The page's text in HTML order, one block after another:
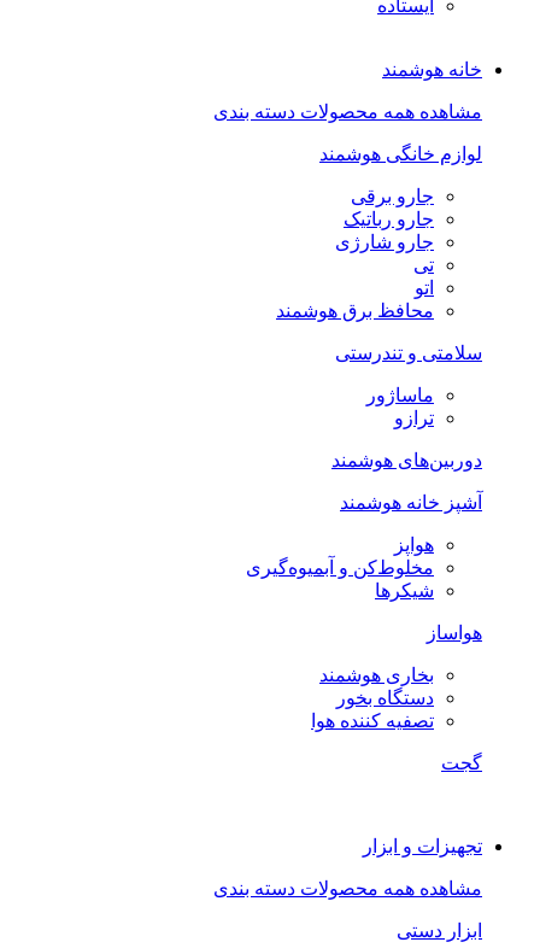
ایستاده
خانه هوشمند
مشاهده همه محصولات دسته بندی
لوازم خانگی هوشمند
جارو برقی
جارو رباتیک
جارو شارژی
تی
اتو
محافظ برق هوشمند
سلامتی و تندرستی
ماساژور
ترازو
دوربین‌های هوشمند
آشپز خانه هوشمند
هواپز
مخلوط‌کن و آبمیوه‌گیری
شیکرها
هواساز
بخاری هوشمند
دستگاه بخور
تصفیه کننده هوا
گجت
تجهیزات و ابزار
مشاهده همه محصولات دسته بندی
ابزار دستی